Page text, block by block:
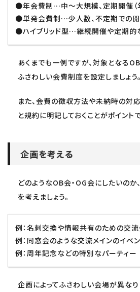
●年会費制…中〜大規模、定期開催（
●単発会費制…少人数、不定期での
●ハイブリッド型…継続開催や定期的
あくまでも一例ですが、対象となる
ふさわしい会費制度を設定しましょう。
また、会費の徴収方法や未納時の対応
と規約に明記しておくことがポイントで
企画を考える
どのようなOB会・OG会にしたいのか、
を考えましょう。
例：名刺交換や情報共有のための交
例：同窓会のような交流メインのイベ
例：周年記念などの特別なパーティー
企画によってふさわしい会場が異なり